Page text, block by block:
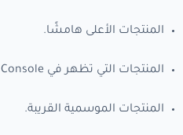
المنتجات الأعلى هامشًا.
المنتجات التي تظهر في Search Console.
المنتجات الموسمية القريبة.